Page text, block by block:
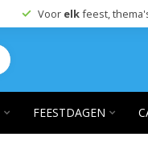
Voor elkfeest,
FEESTDAGEN